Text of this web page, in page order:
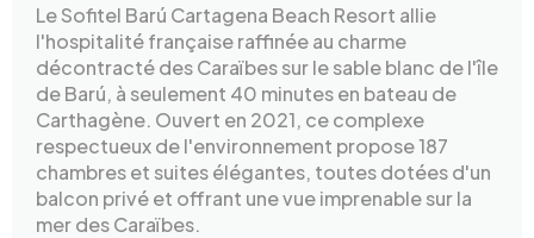
Le Sofitel Barú Cartagena Beach Resort allie
l'hospitalité française raffinée au charme
décontracté des Caraïbes sur le sable blanc de l'île
de Barú, à seulement 40 minutes en bateau de
Carthagène. Ouvert en 2021, ce complexe
respectueux de l'environnement propose 187
chambres et suites élégantes, toutes dotées d'un
balcon privé et offrant une vue imprenable sur la
mer des Caraïbes.